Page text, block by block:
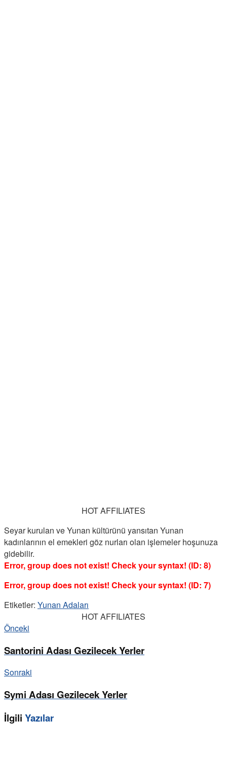
HOT AFFILIATES
Seyar kurulan ve Yunan kültürünü yansıtan Yunan
kadınlarının el emekleri göz nurları olan işlemeler hoşunuza
gidebilir.
Error, group does not exist! Check your syntax! (ID: 8)
Error, group does not exist! Check your syntax! (ID: 7)
Etiketler: Yunan Adaları
HOT AFFILIATES
Önceki
Santorini Adası Gezilecek Yerler
Sonraki
Symi Adası Gezilecek Yerler
İlgili Yazılar